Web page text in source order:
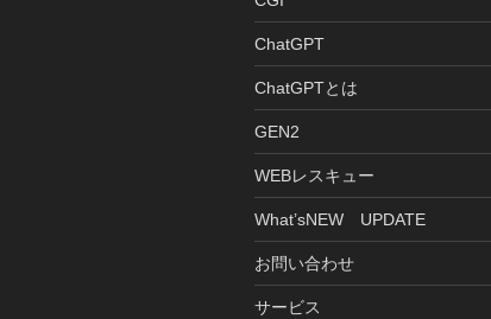
ChatGPT
ChatGPTとは
GEN2
WEBレスキュー
What’sNEW UPDATE
お問い合わせ
サービス